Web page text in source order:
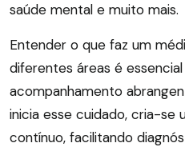
saúde mental e muito mais.
Entender o que faz um
diferentes áreas é
acompanhamento
inicia esse cuidado, cria-se
contínuo, facilitando